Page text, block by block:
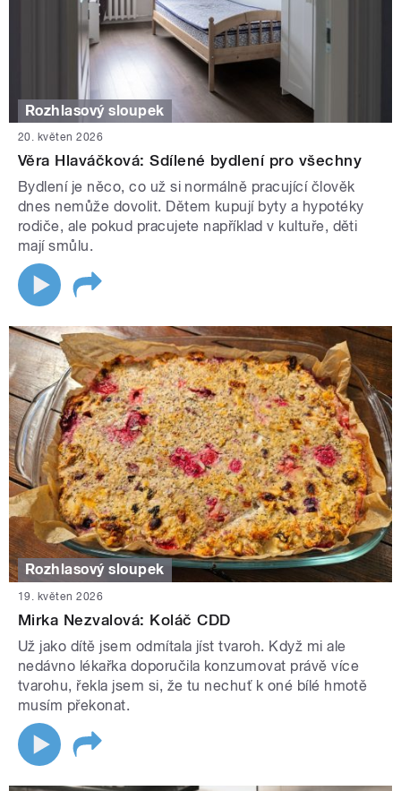
Rozhlasový sloupek
20. květen 2026
Věra Hlaváčková: Sdílené bydlení pro všechny
Bydlení je něco, co už si normálně pracující člověk
dnes nemůže dovolit. Dětem kupují byty a hypotéky
rodiče, ale pokud pracujete například v kultuře, děti
mají smůlu.
Rozhlasový sloupek
19. květen 2026
Mirka Nezvalová: Koláč CDD
Už jako dítě jsem odmítala jíst tvaroh. Když mi ale
nedávno lékařka doporučila konzumovat právě více
tvarohu, řekla jsem si, že tu nechuť k oné bílé hmotě
musím překonat.